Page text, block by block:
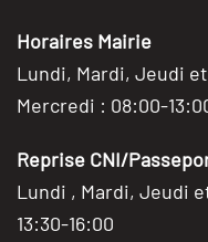
Horaires Mairie
Lundi, Mardi, Jeudi
Mercredi : 08:00-
Reprise CNI/
Lundi , Mardi, Jeudi
13:30-16:00